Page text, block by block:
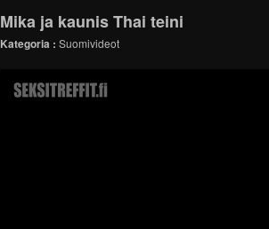
Mika ja kaunis Thai teini
Kategoria :Suomivideot